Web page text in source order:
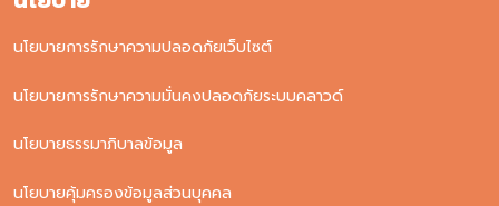
นโยบายการรักษาความปลอดภัยเว็บไซต์
นโยบายการรักษาความมั่นคงปลอดภัยระบบคลาวด์
นโยบายธรรมาภิบาลข้อมูล
นโยบายคุ้มครองข้อมูลส่วนบุคคล